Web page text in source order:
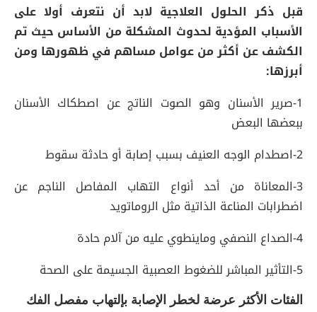
قبل ذكر الحلول العلاجية لابد أن نتعرف أولا على
الأسباب المؤدية لحدوث المشكلة من الأساس حيث تم
الكشف عن أكثر من عوامل مساهم في ظهورها ومن
أبرزها:
1-صرير الأسنان وهو الصوت الناتج عن اصطكاك الأسنان
ببعضها البعض
2-اصطدام الوجه العنيف بسبب إصابة أو حادثة سقوط
3-المعاناة من أحد أنواع التهاب المفاصل الناجم عن
اضطرابات المناعة الذاتية مثل الروماتويد
4-الصداع النصفي وماينطوي عليه من آلام حادة
5-التأثير المباشر للضغوط العصبية الجسيمة على الصحة
الفئات الأكثر عرضة لخطر الإصابة بإلتهاب مفصل الفك